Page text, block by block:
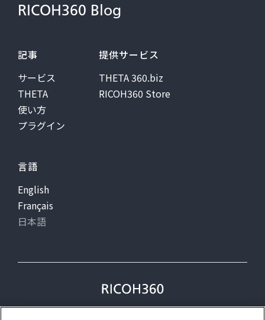
RICOH360 Blog
記事
サービス
THETA
使い方
プラグイン
提供サービス
THETA 360.biz
RICOH360 Store
言語
English
Français
日本語
プライバシー